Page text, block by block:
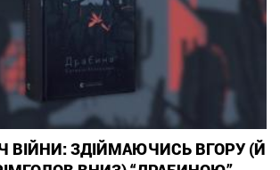
ВІЙНИ: ЗДІЙМАЮЧИСЬ ВГОРУ (Й